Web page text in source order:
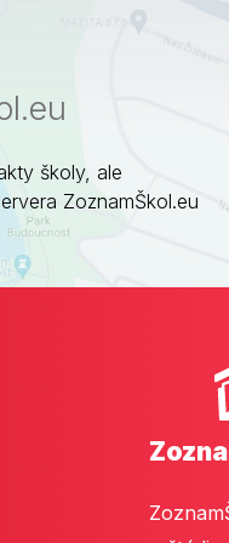
školy, ale
ZoznamŠkol.eu